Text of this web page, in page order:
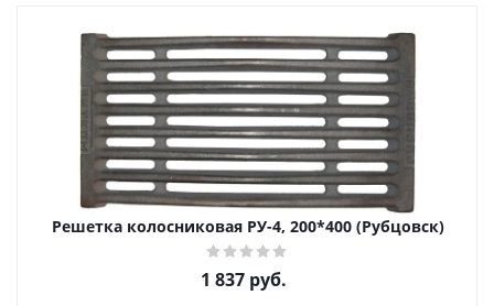
Решетка колосниковая РУ-4, 200*400 (Рубцовск)
1 837 руб.